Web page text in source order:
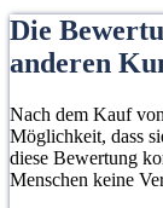
Die
anderen
Nach dem Kauf
Möglichkeit, dass
diese Bewertung
Menschen keine